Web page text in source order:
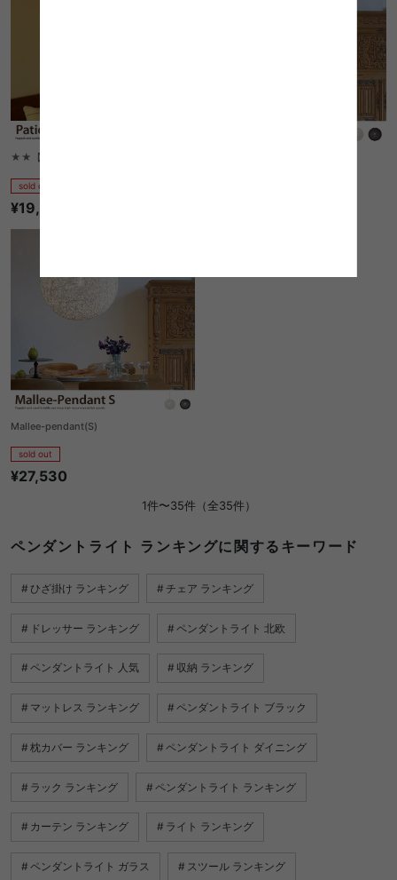
★★【在庫限り】Patio pendant lamp
sold out
¥19,250
Mallee-pendant(S)
sold out
¥27,530
1件〜35件（全35件）
ペンダントライト ランキングに関するキーワード
ひざ掛け ランキング チェア ランキング
ドレッサー ランキング ペンダントライト 北欧
ペンダントライト 人気 収納 ランキング
マットレス ランキング ペンダントライト ブラック
枕カバー ランキング ペンダントライト ダイニング
ラック ランキング ペンダントライト ランキング
カーテン ランキング ライト ランキング
ペンダントライト ガラス スツール ランキング